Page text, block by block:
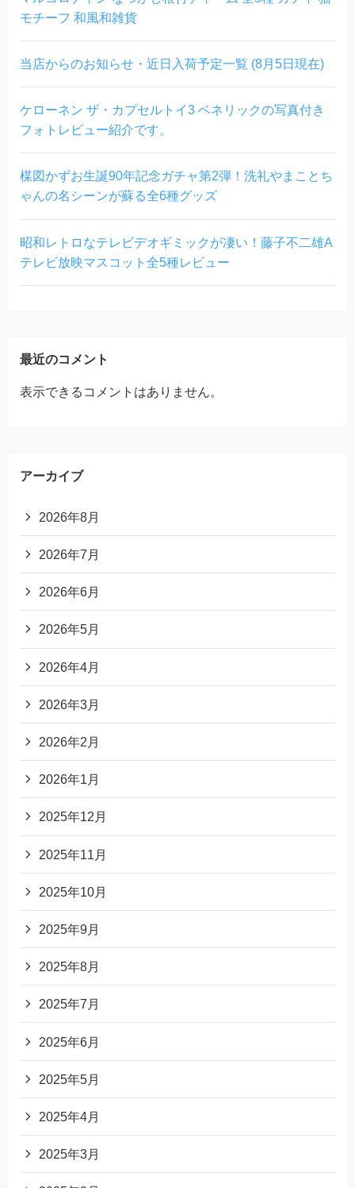
モチーフ 和風和雑貨
当店からのお知らせ・近日入荷予定一覧 (8月5日現在)
ケローネン ザ・カプセルトイ3 ベネリックの写真付き
フォトレビュー紹介です。
楳図かずお生誕90年記念ガチャ第2弾！洗礼やまことち
ゃんの名シーンが蘇る全6種グッズ
昭和レトロなテレビデオギミックが凄い！藤子不二雄A
テレビ放映マスコット全5種レビュー
最近のコメント
表示できるコメントはありません。
アーカイブ
2026年8月
2026年7月
2026年6月
2026年5月
2026年4月
2026年3月
2026年2月
2026年1月
2025年12月
2025年11月
2025年10月
2025年9月
2025年8月
2025年7月
2025年6月
2025年5月
2025年4月
2025年3月